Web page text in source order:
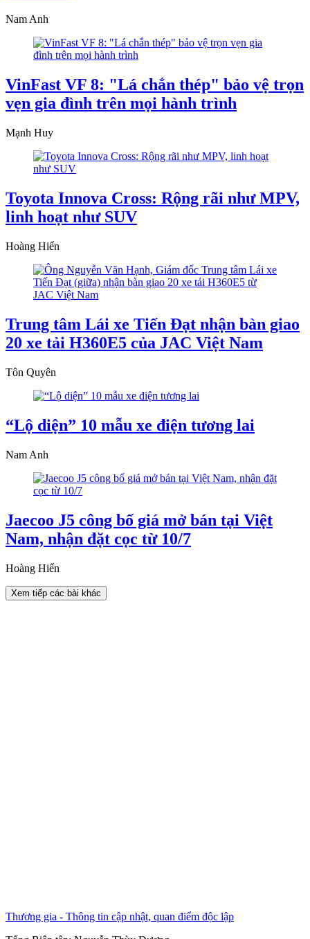
Nam Anh
VinFast VF 8: "Lá chắn thép" bảo vệ trọn
vẹn gia đình trên mọi hành trình
Mạnh Huy
Toyota Innova Cross: Rộng rãi như MPV,
linh hoạt như SUV
Hoàng Hiển
Trung tâm Lái xe Tiến Đạt nhận bàn giao
20 xe tải H360E5 của JAC Việt Nam
Tôn Quyên
“Lộ diện” 10 mẫu xe điện tương lai
Nam Anh
Jaecoo J5 công bố giá mở bán tại Việt
Nam, nhận đặt cọc từ 10/7
Hoàng Hiển
Xem tiếp các bài khác
Thương gia - Thông tin cập nhật, quan điểm độc lập